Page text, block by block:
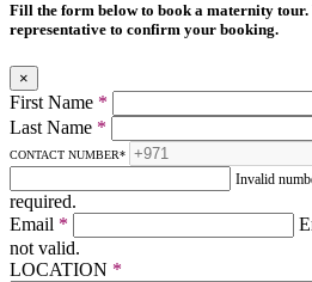
Fill the form below to book a maternity
representative to confirm your booking.
×
First Name *
Last Name *
CONTACT NUMBER*
Invalid
required.
Email *
not valid.
LOCATION *